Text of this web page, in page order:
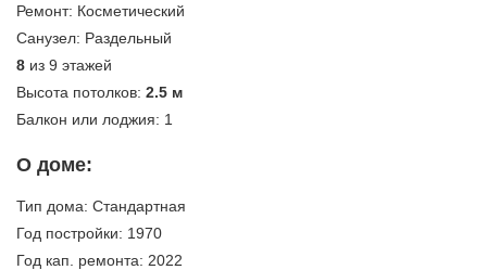
Ремонт: Косметический
Санузел: Раздельный
8 из 9 этажей
Высота потолков: 2.5 м
Балкон или лоджия: 1
О доме:
Тип дома: Стандартная
Год постройки: 1970
Год кап. ремонта: 2022